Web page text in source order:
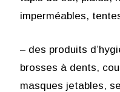
imperméables,
– des produits
brosses à dents,
masques jetables,